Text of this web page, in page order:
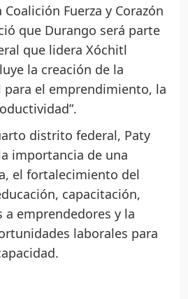
Fuerza y Corazón
que Durango será parte
que lidera Xóchitl
la creación de la
para el emprendimiento, la
distrito federal, Paty
importancia de una
el fortalecimiento del
capacitación,
a emprendedores y la
laborales para